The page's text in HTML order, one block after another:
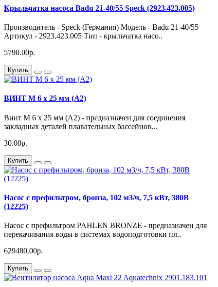
Крыльчатка насоса Badu 21-40/55 Speck (2923.423.005)
Производитель - Speck (Германия) Модель - Badu 21-40/55
Артикул - 2923.423.005 Тип - крыльчатка насо..
5790.00р.
Купить
ВИНТ М 6 х 25 мм (А2)
Винт М 6 х 25 мм (А2) - предназначен для соединения
закладных деталей плавательных бассейнов...
30.00р.
Купить
Насос с префильтром, бронза, 102 м3/ч, 7,5 кВт, 380В
(12225)
Насос с префильтром PAHLEN BRONZE - предназначен для
перекачивания воды в системах водоподготовки пл..
629480.00р.
Купить